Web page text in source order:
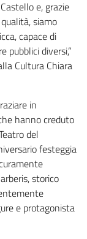
e, grazie
siamo
capace di
pubblici diversi,”
Cultura Chiara
in
hanno creduto
del
festeggia
storico
e protagonista